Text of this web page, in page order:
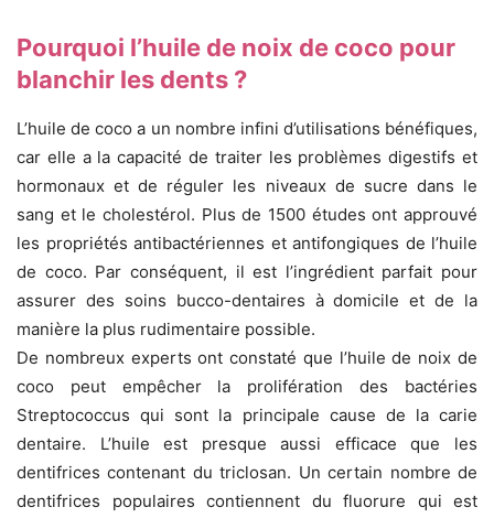
Pourquoi l’huile de noix de coco pour
blanchir les dents ?
L’huile de coco a un nombre infini d’utilisations bénéfiques,
car elle a la capacité de traiter les problèmes digestifs et
hormonaux et de réguler les niveaux de sucre dans le
sang et le cholestérol. Plus de 1500 études ont approuvé
les propriétés antibactériennes et antifongiques de l’huile
de coco. Par conséquent, il est l’ingrédient parfait pour
assurer des soins bucco-dentaires à domicile et de la
manière la plus rudimentaire possible.
De nombreux experts ont constaté que l’huile de noix de
coco peut empêcher la prolifération des bactéries
Streptococcus qui sont la principale cause de la carie
dentaire.
L’huile est presque aussi efficace que les
dentifrices contenant du triclosan. Un certain nombre de
dentifrices populaires contiennent du fluorure qui est